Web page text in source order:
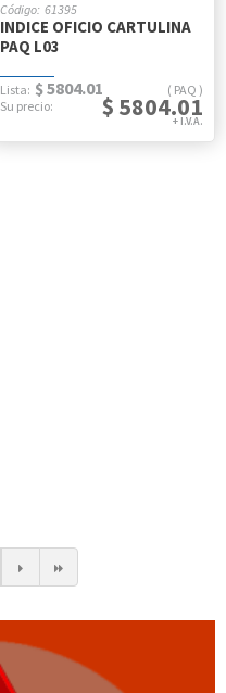
61395
INDICE OFICIO CARTULINA
PAQ L03
PAQ
$ 5804.01
$ 5804.01